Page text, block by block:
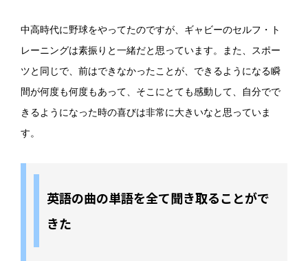
中高時代に野球をやってたのですが、ギャビーのセルフ・ト
レーニングは素振りと一緒だと思っています。また、スポー
ツと同じで、前はできなかったことが、できるようになる瞬
間が何度も何度もあって、そこにとても感動して、自分でで
きるようになった時の喜びは非常に大きいなと思っていま
す。
英語の曲の単語を全て聞き取ることがで
きた